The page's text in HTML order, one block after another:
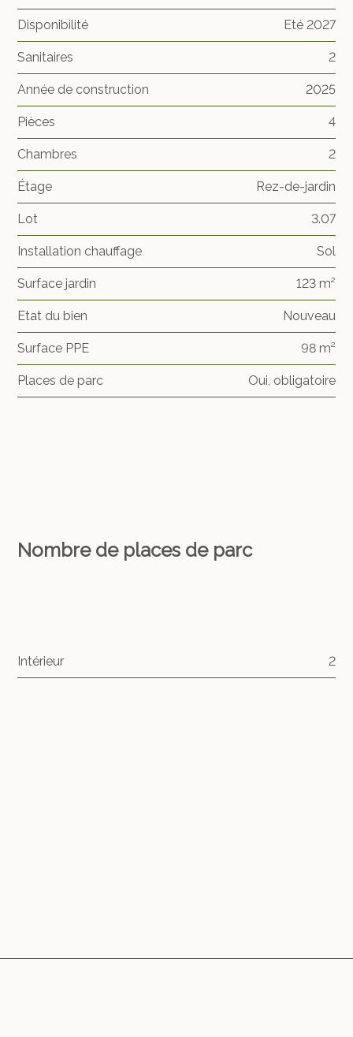
Disponibilité Eté 2027
Sanitaires 2
Année de construction 2025
Pièces 4
Chambres 2
Étage Rez-de-jardin
Lot 3.07
Installation chauffage Sol
Surface jardin 123 m²
Etat du bien Nouveau
Surface PPE 98 m²
Places de parc Oui, obligatoire
Nombre de places de parc
Intérieur 2